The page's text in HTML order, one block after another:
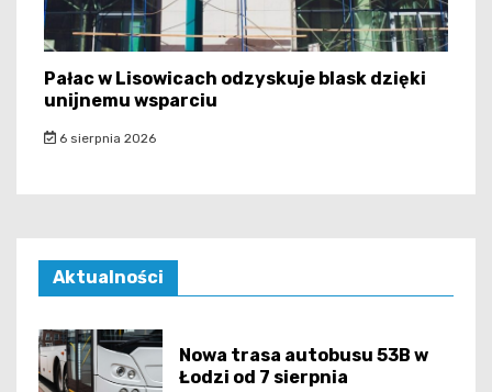
Pałac w Lisowicach odzyskuje blask dzięki
unijnemu wsparciu
6 sierpnia 2026
Aktualności
Nowa trasa autobusu 53B w
Łodzi od 7 sierpnia